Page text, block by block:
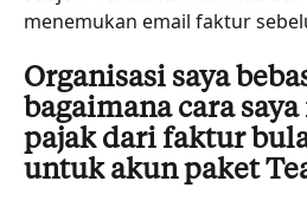
menemukan email faktur
Organisasi saya
bagaimana cara
pajak dari faktur
untuk akun paket